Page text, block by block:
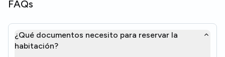
FAQs
¿Qué documentos necesito para reservar la
habitación?